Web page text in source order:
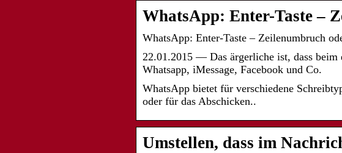
WhatsApp: Enter-Taste –
WhatsApp: Enter-Taste – Zeilenumbruch
22.01.2015 — Das ärgerliche ist, dass
Whatsapp, iMessage, Facebook und Co.
WhatsApp bietet für verschiedene
oder für das Abschicken..
Umstellen, dass im